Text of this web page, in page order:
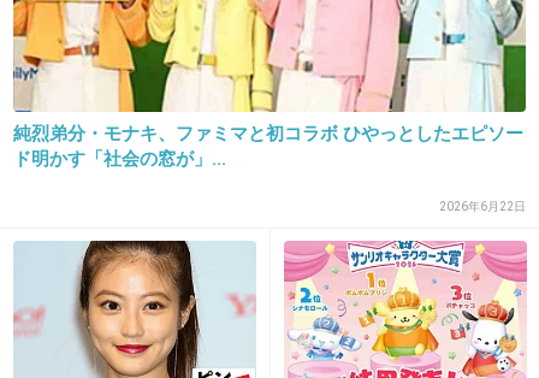
+103 -0
31. 匿名2019/03/05(火) 17:31:10
>>22
2019/03/05(火) 17:31:11
私だって幼少期は美桜ちゃんに負けないくらい
純烈弟分・モナキ、ファミマと初コラボ ひやっとしたエピソー
ド明かす「社会の窓が」...
2026年6月22日